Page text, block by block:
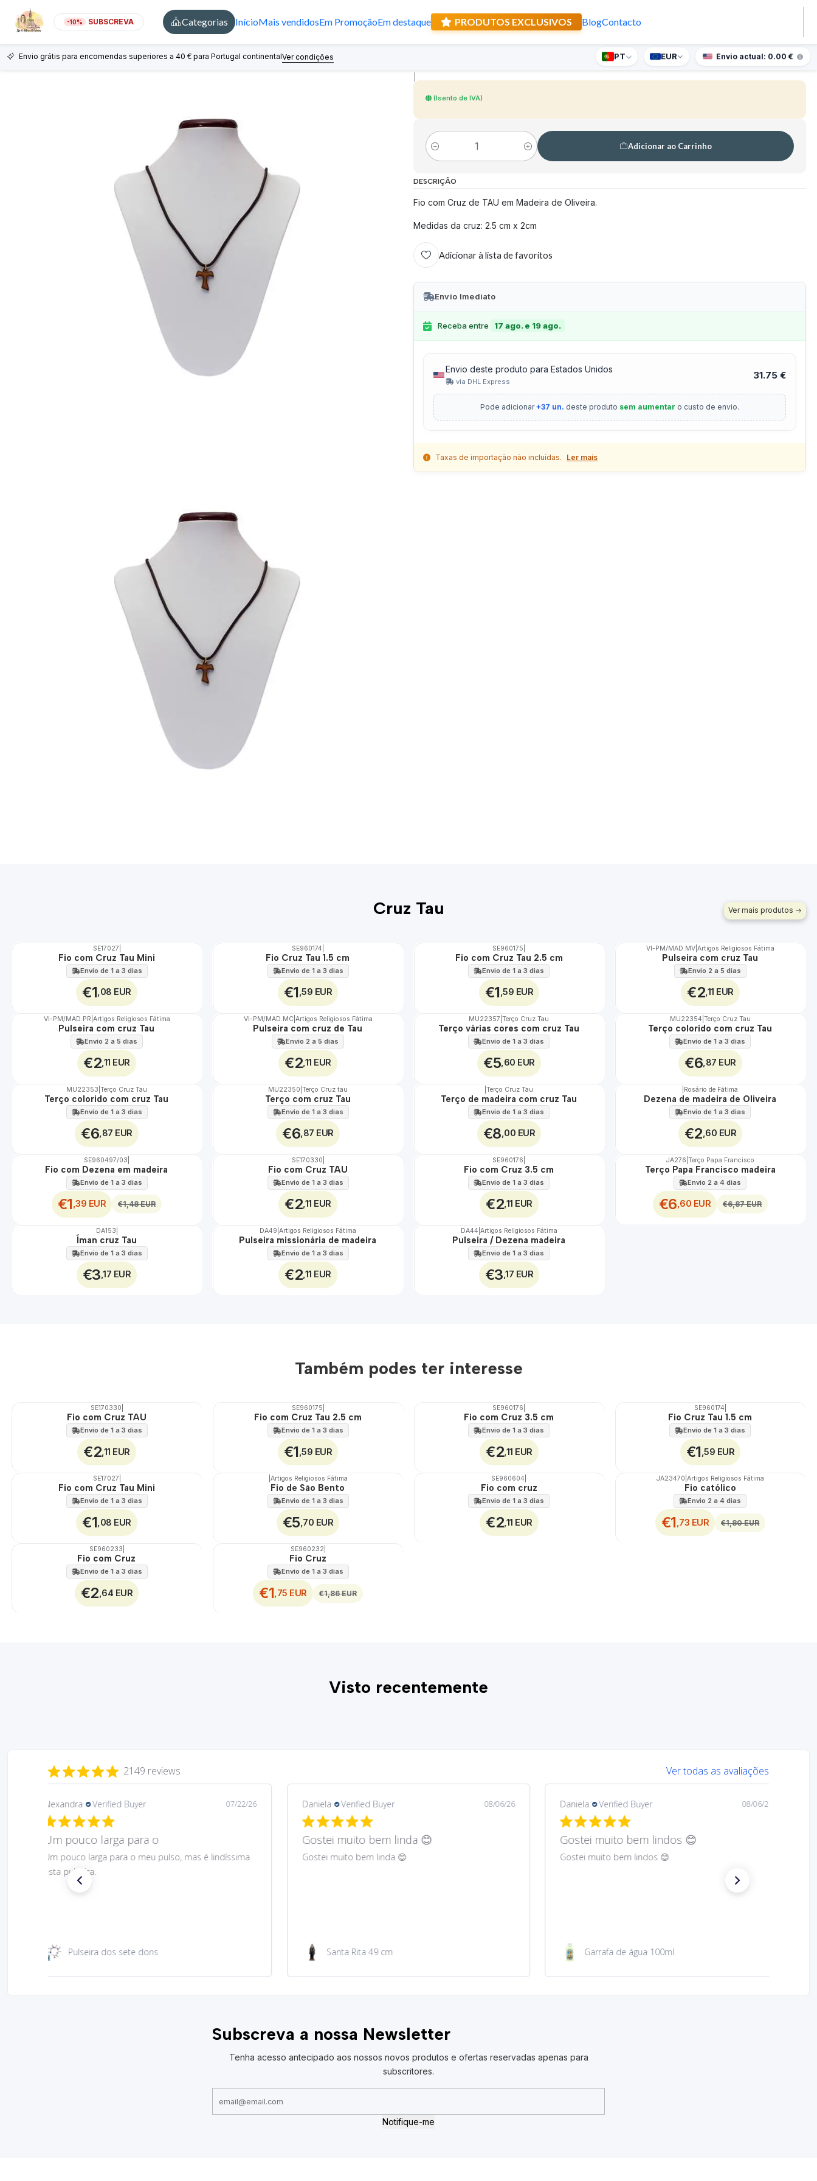
-10% SUBSCREVA Categorias InícioMais vendidosEm PromoçãoEm destaque PRODUTOS EXCLUSIVOS BlogContacto
Envio grátis para encomendas superiores a 40 € para Portugal continentalVer condições Recebe presente supresa para encomendas superiores a 90€
PT EUR Envio actual: 0.00 €
(Isento de IVA)
Quantidade
Adicionar ao Carrinho
DESCRIÇÃO
Fio com Cruz de TAU em Madeira de Oliveira.
Medidas da cruz: 2.5 cm x 2cm
Adicionar à lista de favoritos
Envio Imediato
Receba entre 17 ago. e 19 ago.
Envio deste produto para Estados Unidos
via DHL Express
31.75 €
Pode adicionar+37 un. deste produto sem aumentar o custo de envio.
Taxas de importação não incluídas. Ler mais
Cruz Tau Ver mais produtos
SE17027
Fio com Cruz Tau Mini
Envio de 1 a 3 dias
€1 ,08 EUR
SE960174
Fio Cruz Tau 1.5 cm
Envio de 1 a 3 dias
€1 ,59 EUR
SE960175
Fio com Cruz Tau 2.5 cm
Envio de 1 a 3 dias
€1 ,59 EUR
VI-PM/MAD.MV| Artigos Religiosos Fátima
Pulseira com cruz Tau
Envio 2 a 5 dias
€2 ,11 EUR
VI-PM/MAD.PR Artigos Religiosos Fátima
Pulseira com cruz Tau
Envio 2 a 5 dias
€2 ,11 EUR
VI-PM/MAD.MC| Artigos Religiosos Fátima
Pulseira com cruz de Tau
Envio 2 a 5 dias
€2 ,11 EUR
Não Disponível
MU22357 |Terço Cruz Tau
Terço várias cores com cruz Tau
Envio de 1 a 3 dias
€5 ,60 EUR
Não Disponível
MU22354 Terço Cruz Tau
Terço colorido com cruz Tau
Envio de 1 a 3 dias
€6 ,87 EUR
Não Disponível
MU22353 |Terço Cruz Tau
Terço colorido com cruz Tau
Envio de 1 a 3 dias
€6 ,87 EUR
Não Disponível
MU22350 Terço Cruz tau
Terço com cruz Tau
Envio de 1 a 3 dias
€6 ,87 EUR
|Terço Cruz Tau
Terço de madeira com cruz Tau
Envio de 1 a 3 dias
€8 ,00 EUR
Rosário de Fátima
Dezena de madeira de Oliveira
Envio de 1 a 3 dias
€2 ,60 EUR
DESCONTO
SE960497/03
Fio com Dezena em madeira
Envio de 1 a 3 dias
€1 ,39 EUR €1,48 EUR
SE170330
Fio com Cruz TAU
Envio de 1 a 3 dias
€2 ,11 EUR
SE960176
Fio com Cruz 3.5 cm
Envio de 1 a 3 dias
€2 ,11 EUR
DESCONTO
JA276 Terço Papa Francisco
Terço Papa Francisco madeira
Envio 2 a 4 dias
€6 ,60 EUR €6,87 EUR
DA153
Íman cruz Tau
Envio de 1 a 3 dias
€3 ,17 EUR
DA49 Artigos Religiosos Fátima
Pulseira missionária de madeira
Envio de 1 a 3 dias
€2 ,11 EUR
DA44 Artigos Religiosos Fátima
Pulseira / Dezena madeira
Envio de 1 a 3 dias
€3 ,17 EUR
Também podes ter interesse
SE170330
Fio com Cruz TAU
Envio de 1 a 3 dias
€2 ,11 EUR
SE960175
Fio com Cruz Tau 2.5 cm
Envio de 1 a 3 dias
€1 ,59 EUR
SE960176
Fio com Cruz 3.5 cm
Envio de 1 a 3 dias
€2 ,11 EUR
SE960174
Fio Cruz Tau 1.5 cm
Envio de 1 a 3 dias
€1 ,59 EUR
SE17027
Fio com Cruz Tau Mini
Envio de 1 a 3 dias
€1 ,08 EUR
Artigos Religiosos Fátima
Fio de São Bento
Envio de 1 a 3 dias
€5 ,70 EUR
SE960604
Fio com cruz
Envio de 1 a 3 dias
€2 ,11 EUR
JA23470 Artigos Religiosos Fátima
Fio católico
Envio 2 a 4 dias
€1 ,73 EUR €1,80 EUR
SE960233
Fio com Cruz
Envio de 1 a 3 dias
€2 ,64 EUR
SE960232
Fio Cruz
Envio de 1 a 3 dias
€1 ,75 EUR €1,86 EUR
Visto recentemente
2149 reviews Ver todas as avaliações
Daniela Verified Buyer 08/06/26
Gostei muito bem linda 😊
Gostei muito bem linda 😊
Santa Rita 49 cm
Daniela Verified Buyer 08/06/26
Gostei muito bem lindos 😊
Gostei muito bem lindos 😊
Garrafa de água 100ml
Mary Verified Buyer 08/05/26
Hard to find Saint
Absolutely wonderful!
São Jacinto 23 cm
Subscreva a nossa Newsletter
Tenha acesso antecipado aos nossos novos produtos e ofertas reservadas apenas para
subscritores.
Notifique-me